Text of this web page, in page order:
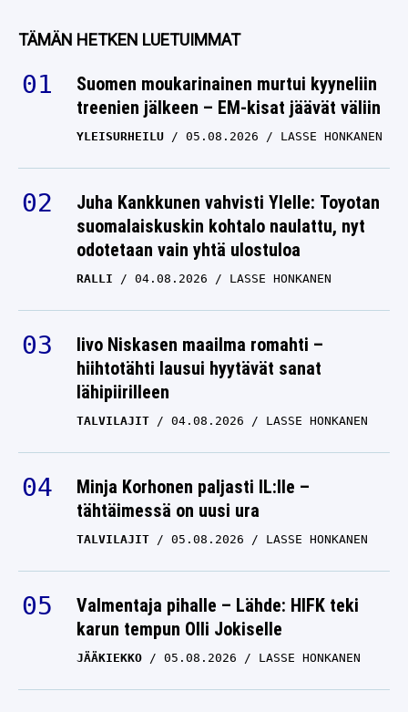
sekunnissa
LASSE HONKANEN
”Se on siinä” – Alisa
Vainion kannalta
merkittävä päivitys
ALISA VAINIO
24.06.2026
LASSE HONKANEN
Alisa Vainiolta älytön
veto – miehet tippuivat
kyydistä hetkessä:
”Tuossa ei ole mitään
järkeä”
LASSE HONKANEN
muusikkotähden kanssa
Helsingissä
ALISA VAINIO
07.06.2026
TÄMÄN HETKEN LUETUIMMAT
Suomen moukarinainen murtui kyyneliin
treenien jälkeen – EM-kisat jäävät väliin
YLEISURHEILU 05.08.2026 LASSE HONKANEN
Juha Kankkunen vahvisti Ylelle: Toyotan
suomalaiskuskin kohtalo naulattu, nyt
odotetaan vain yhtä ulostuloa
RALLI 04.08.2026 LASSE HONKANEN
Iivo Niskasen maailma romahti –
hiihtotähti lausui hyytävät sanat
lähipiirilleen
TALVILAJIT 04.08.2026 LASSE HONKANEN
Minja Korhonen paljasti IL:lle –
tähtäimessä on uusi ura
TALVILAJIT 05.08.2026 LASSE HONKANEN
Valmentaja pihalle – Lähde: HIFK teki
karun tempun Olli Jokiselle
JÄÄKIEKKO 05.08.2026 LASSE HONKANEN